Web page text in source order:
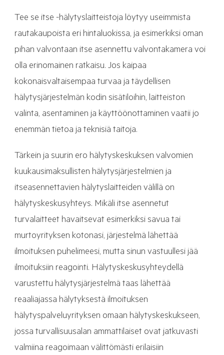
Tee se itse -hälytyslaitteistoja löytyy useimmista
rautakaupoista eri hintaluokissa, ja esimerkiksi oman
pihan valvontaan itse asennettu valvontakamera voi
olla erinomainen ratkaisu. Jos kaipaa
kokonaisvaltaisempaa turvaa ja täydellisen
hälytysjärjestelmän kodin sisätiloihin, laitteiston
valinta, asentaminen ja käyttöönottaminen vaatii jo
enemmän tietoa ja teknisiä taitoja.
Tärkein ja suurin ero hälytyskeskuksen valvomien
kuukausimaksullisten hälytysjärjestelmien ja
itseasennettavien hälytyslaitteiden välillä on
hälytyskeskusyhteys. Mikäli itse asennetut
turvalaitteet havaitsevat esimerkiksi savua tai
murtoyrityksen kotonasi, järjestelmä lähettää
ilmoituksen puhelimeesi, mutta sinun vastuullesi jää
ilmoituksiin reagointi. Hälytyskeskusyhteydellä
varustettu hälytysjärjestelmä taas lähettää
reaaliajassa hälytyksestä ilmoituksen
hälytyspalveluyrityksen omaan hälytyskeskukseen,
jossa turvallisuusalan ammattilaiset ovat jatkuvasti
valmiina reagoimaan välittömästi erilaisiin